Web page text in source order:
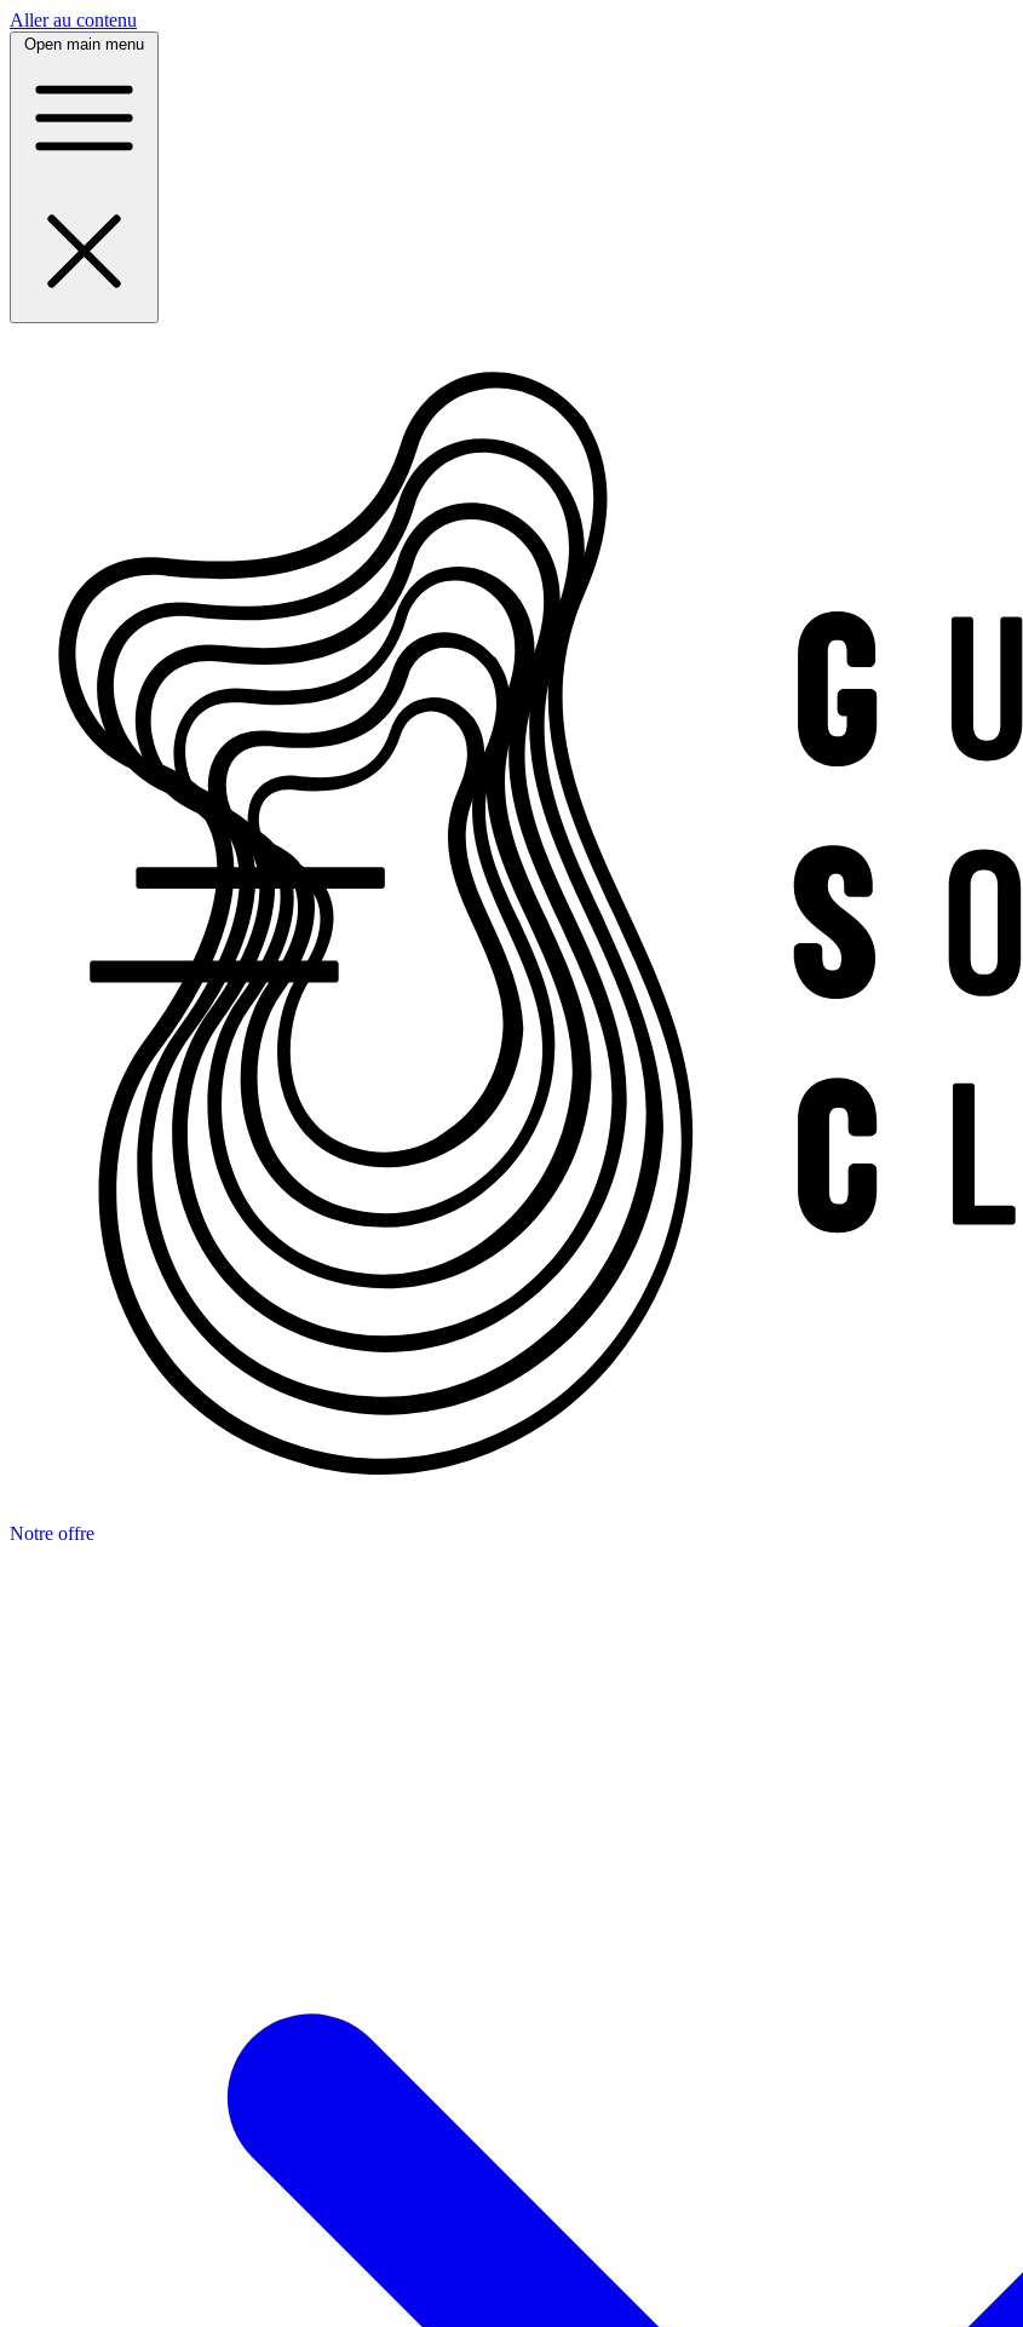
Aller au contenu
Open main menu
Notre offre
Panneau de gestion des cookies